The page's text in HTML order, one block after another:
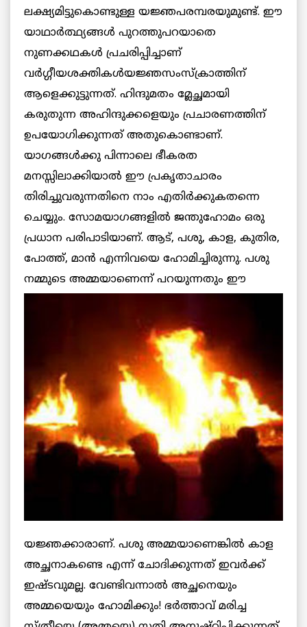
ലക്ഷ്യമിട്ടുകൊണ്ടുള്ള യജ്ഞപരമ്പരയുമുണ്ട്. ഈ
യാഥാര്‍ത്ഥ്യങ്ങള്‍ പുറത്തുപറയാതെ
നുണക്കഥകള്‍ പ്രചരിപ്പിച്ചാണ്
വര്‍ഗ്ഗീയശക്തികള്‍യജ്ഞസംസ്‌ക്രാത്തിന്
ആളെക്കുട്ടുന്നത്. ഹിന്ദുമതം മ്ലേച്ഛമായി
കരുതുന്ന അഹിന്ദുക്കളെയും പ്രചാരണത്തിന്
ഉപയോഗിക്കുന്നത് അതുകൊണ്ടാണ്.
യാഗങ്ങള്‍ക്കു പിന്നാലെ ഭീകരത
മനസ്സിലാക്കിയാല്‍ ഈ പ്രകൃതാചാരം
തിരിച്ചുവരുന്നതിനെ നാം എതിര്‍ക്കുകതന്നെ
ചെയ്യും. സോമയാഗങ്ങളില്‍ ജന്തുഹോമം ഒരു
പ്രധാന പരിപാടിയാണ്. ആട്, പശു, കാള, കുതിര,
പോത്ത്, മാന്‍ എന്നിവയെ ഹോമിച്ചിരുന്നു. പശു
നമ്മുടെ അമ്മയാണെന്ന് പറയുന്നതും ഈ
യജ്ഞക്കാരാണ്. പശു അമ്മയാണെങ്കില്‍ കാള
അച്ഛനാകണ്ടെ എന്ന് ചോദിക്കുന്നത് ഇവര്‍ക്ക്
ഇഷ്ടവുമല്ല. വേണ്ടിവന്നാല്‍ അച്ഛനെയും
അമ്മയെയും ഹോമിക്കും! ഭര്‍ത്താവ് മരിച്ച